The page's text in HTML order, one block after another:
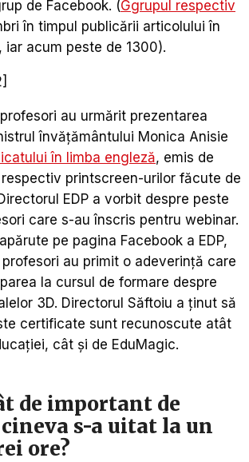
de Facebook. (Ggrupul respectiv
în timpul publicării articolului în
iar acum peste de 1300).
au urmărit prezentarea
învățământului Monica Anisie
în limba engleză, emis de
printscreen-urilor făcute de
EDP a vorbit despre peste
care s-au înscris pentru webinar.
apărute pe pagina Facebook a EDP,
au primit o adeverință care
la cursul de formare despre
3D. Directorul Săftoiu a ținut să
certificate sunt recunoscute atât
cât și de EduMagic.
de important de
s-a uitat la un
ore?